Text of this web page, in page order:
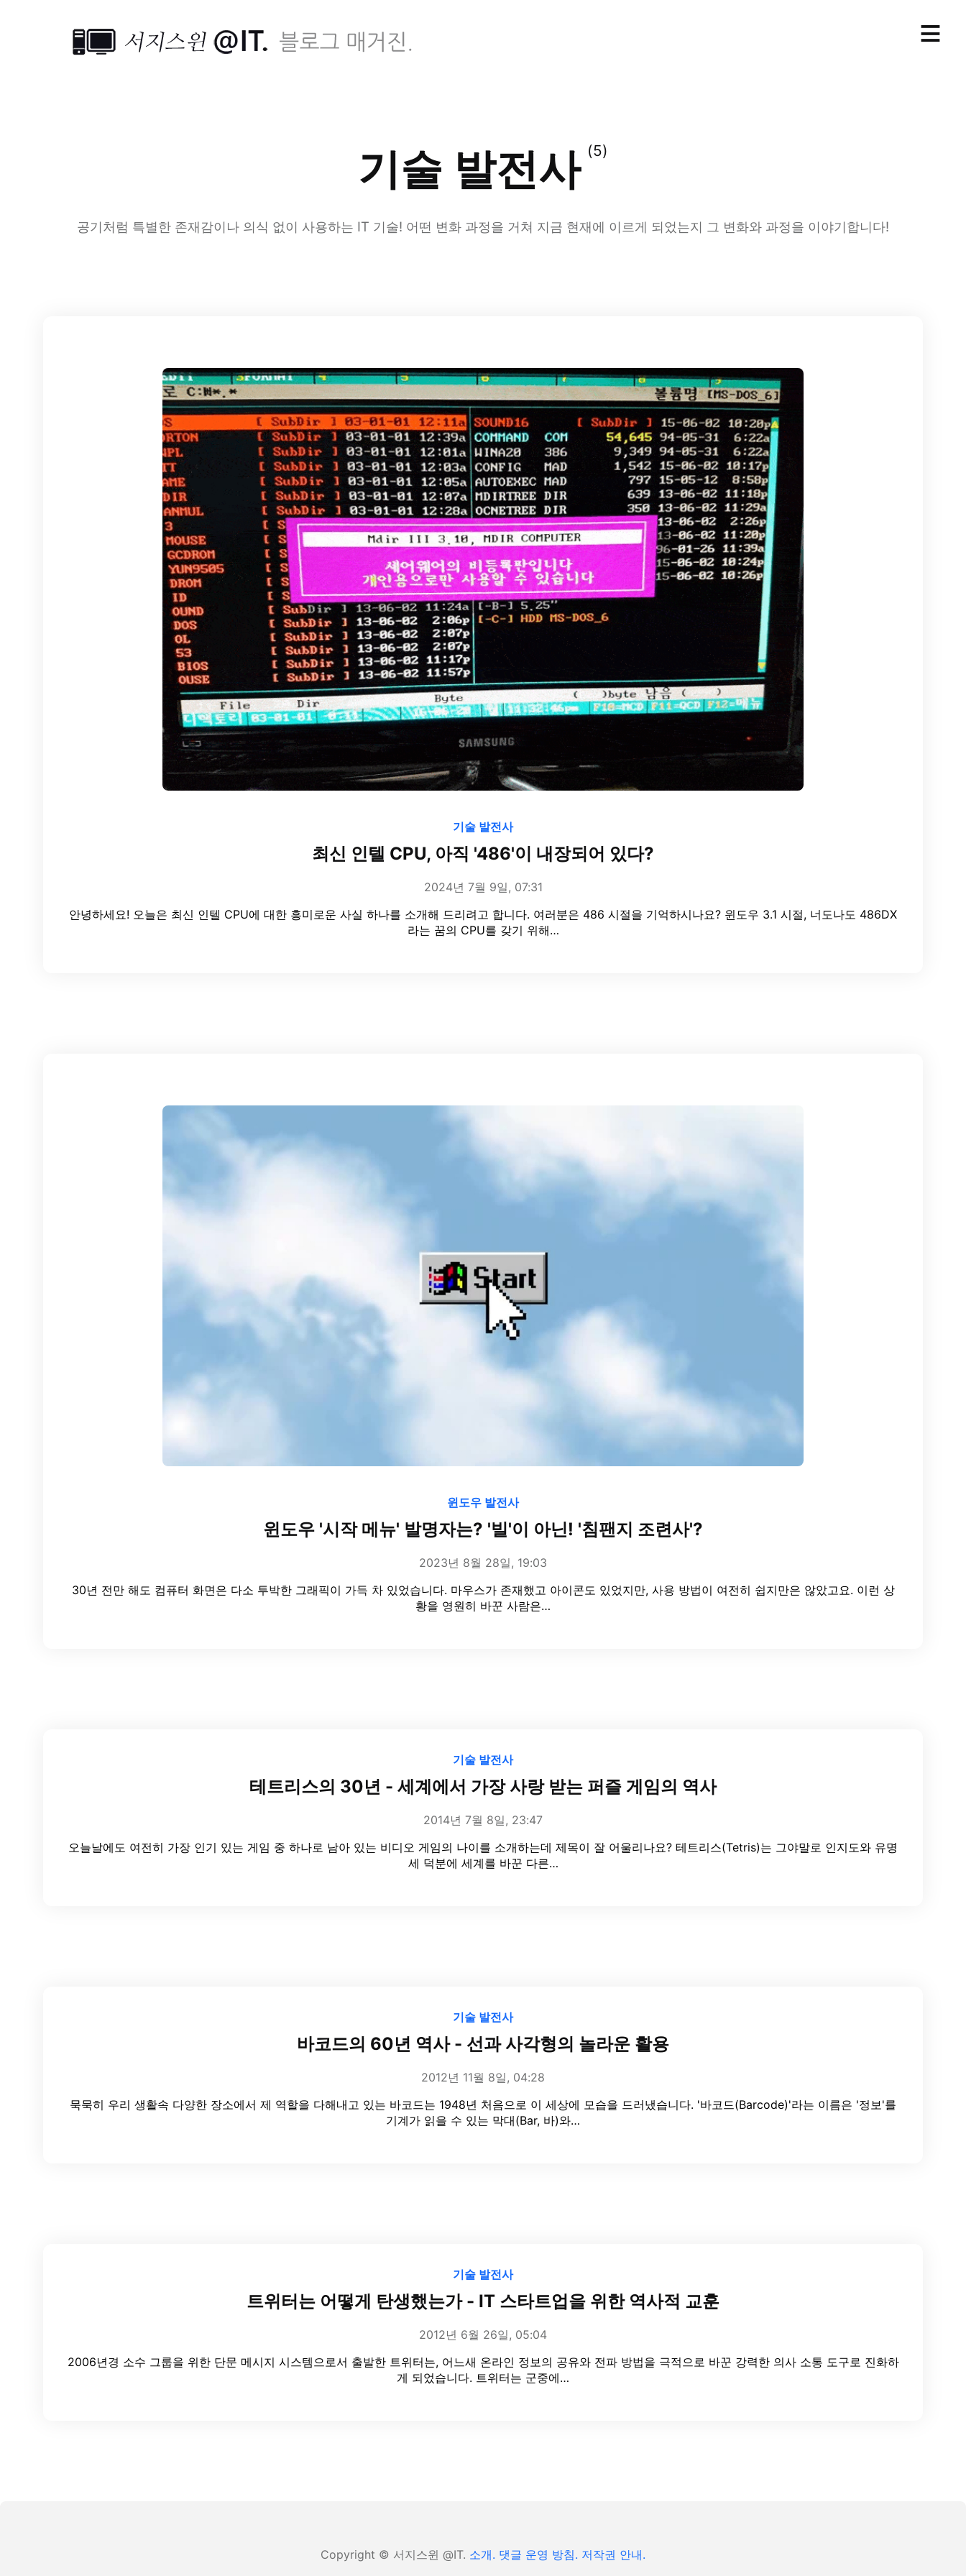
≡
기술 발전사(5)
공기처럼 특별한 존재감이나 의식 없이 사용하는 IT 기술! 어떤 변화 과정을 거쳐 지금 현재에 이르게 되었는지 그 변화와 과정을 이야기합니다!
기술 발전사
최신 인텔 CPU, 아직 '486'이 내장되어 있다?
2024년 7월 9일, 07:31
안녕하세요! 오늘은 최신 인텔 CPU에 대한 흥미로운 사실 하나를 소개해 드리려고 합니다. 여러분은 486 시절을 기억하시나요? 윈도우 3.1 시절, 너도나도 486DX
라는 꿈의 CPU를 갖기 위해…
윈도우 발전사
윈도우 '시작 메뉴' 발명자는? '빌'이 아닌! '침팬지 조련사'?
2023년 8월 28일, 19:03
30년 전만 해도 컴퓨터 화면은 다소 투박한 그래픽이 가득 차 있었습니다. 마우스가 존재했고 아이콘도 있었지만, 사용 방법이 여전히 쉽지만은 않았고요. 이런 상
황을 영원히 바꾼 사람은…
기술 발전사
테트리스의 30년 - 세계에서 가장 사랑 받는 퍼즐 게임의 역사
2014년 7월 8일, 23:47
오늘날에도 여전히 가장 인기 있는 게임 중 하나로 남아 있는 비디오 게임의 나이를 소개하는데 제목이 잘 어울리나요? 테트리스(Tetris)는 그야말로 인지도와 유명
세 덕분에 세계를 바꾼 다른…
기술 발전사
바코드의 60년 역사 - 선과 사각형의 놀라운 활용
2012년 11월 8일, 04:28
묵묵히 우리 생활속 다양한 장소에서 제 역할을 다해내고 있는 바코드는 1948년 처음으로 이 세상에 모습을 드러냈습니다. '바코드(Barcode)'라는 이름은 '정보'를
기계가 읽을 수 있는 막대(Bar, 바)와…
기술 발전사
트위터는 어떻게 탄생했는가 - IT 스타트업을 위한 역사적 교훈
2012년 6월 26일, 05:04
2006년경 소수 그룹을 위한 단문 메시지 시스템으로서 출발한 트위터는, 어느새 온라인 정보의 공유와 전파 방법을 극적으로 바꾼 강력한 의사 소통 도구로 진화하
게 되었습니다. 트위터는 군중에…
Copyright © 서지스윈 @IT. 소개. 댓글 운영 방침. 저작권 안내.